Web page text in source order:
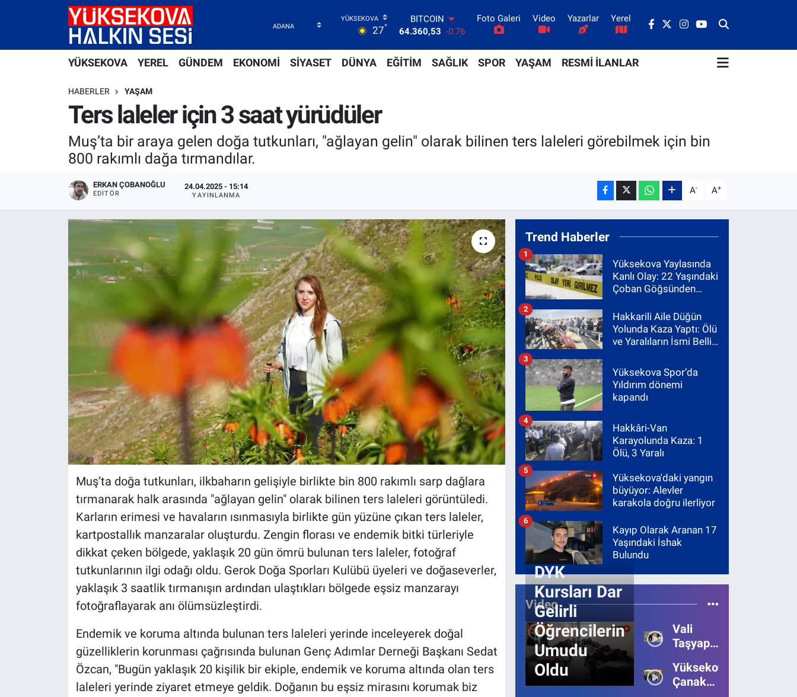
27°
DOLAR
47,7069
0.17
55,0265
0.01
STERLİN
BITCOIN
Foto Galeri Video Yazarlar Yerel
YÜKSEKOVA YEREL GÜNDEM EKONOMİ SİYASET DÜNYA EĞİTİM SAĞLIK SPOR YAŞAM RESMİ İLANLAR
HABERLER YAŞAM
Ters laleler için 3 saat yürüdüler
Muş’ta bir araya gelen doğa tutkunları, "ağlayan gelin" olarak bilinen ters laleleri görebilmek için bin
800 rakımlı dağa tırmandılar.
ERKAN ÇOBANOĞLU
EDITÖR
24.04.2025 - 15:14
YAYINLANMA A- A+
Muş’ta doğa tutkunları, ilkbaharın gelişiyle birlikte bin 800 rakımlı sarp dağlara
tırmanarak halk arasında "ağlayan gelin" olarak bilinen ters laleleri görüntüledi.
Karların erimesi ve havaların ısınmasıyla birlikte gün yüzüne çıkan ters laleler,
kartpostallık manzaralar oluşturdu. Zengin florası ve endemik bitki türleriyle
dikkat çeken bölgede, yaklaşık 20 gün ömrü bulunan ters laleler, fotoğraf
tutkunlarının ilgi odağı oldu. Gerok Doğa Sporları Kulübü üyeleri ve doğaseverler,
yaklaşık 3 saatlik tırmanışın ardından ulaştıkları bölgede eşsiz manzarayı
fotoğraflayarak anı ölümsüzleştirdi.
Endemik ve koruma altında bulunan ters laleleri yerinde inceleyerek doğal
güzelliklerin korunması çağrısında bulunan Genç Adımlar Derneği Başkanı Sedat
Özcan, "Bugün yaklaşık 20 kişilik bir ekiple, endemik ve koruma altında olan ters
laleleri yerinde ziyaret etmeye geldik. Doğanın bu eşsiz mirasını korumak biz
Trend Haberler
Yüksekova Yaylasında
Kanlı Olay: 22 Yaşındaki
Çoban Göğsünden
1
Hakkarili Aile Düğün
Yolunda Kaza Yaptı: Ölü
ve Yaralıların İsmi Belli
2
Yüksekova Spor’da
Yıldırım dönemi
kapandı
3
Hakkâri-Van
Karayolunda Kaza: 1
Ölü, 3 Yaralı
4
Yüksekova'daki yangın
büyüyor: Alevler
karakola doğru ilerliyor
5
Kayıp Olarak Aranan 17
Yaşındaki İshak
Bulundu
6
Video
DYK
Kursları Dar
Gelirli
Öğrencilerin
Umudu
Oldu
Vali
Taşyapan,
Bölgesinde
İncelemelerde
Yüksekova’da
Çanakkale
Yüksekova Nöbetçi Eczaneler
Yüksekova Trafik Yoğunluk Haritası
Süper Lig Puan Durumu ve Fikstür
Tüm Manşetler
Son Dakika Haberleri